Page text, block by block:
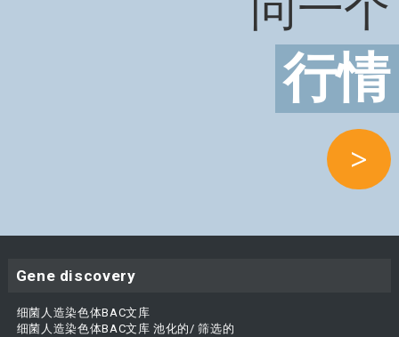
行情
>
Gene discovery
细菌人造染色体BAC文库
细菌人造染色体BAC文库 池化的/ 筛选的